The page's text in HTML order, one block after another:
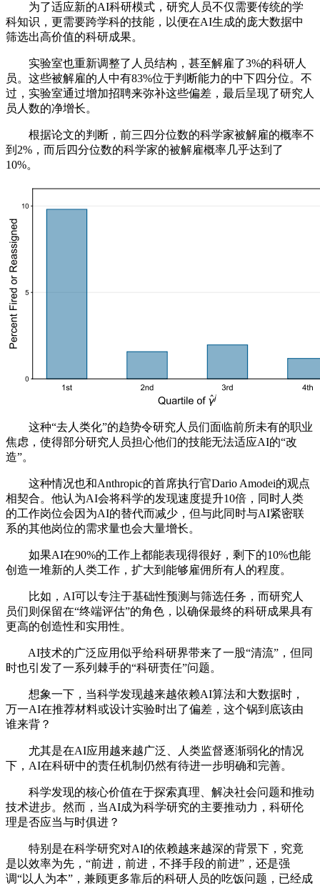
为了适应新的AI科研模式，研究人员不仅需要传统的学
科知识，更需要跨学科的技能，以便在AI生成的庞大数据中
筛选出高价值的科研成果。
实验室也重新调整了人员结构，甚至解雇了3%的科研人
员。这些被解雇的人中有83%位于判断能力的中下四分位。不
过，实验室通过增加招聘来弥补这些偏差，最后呈现了研究人
员人数的净增长。
根据论文的判断，前三四分位数的科学家被解雇的概率不
到2%，而后四分位数的科学家的被解雇概率几乎达到了
10%。
这种“去人类化”的趋势令研究人员们面临前所未有的职业
焦虑，使得部分研究人员担心他们的技能无法适应AI的“改
造”。
这种情况也和Anthropic的首席执行官Dario Amodei的观点
相契合。他认为AI会将科学的发现速度提升10倍，同时人类
的工作岗位会因为AI的替代而减少，但与此同时与AI紧密联
系的其他岗位的需求量也会大量增长。
如果AI在90%的工作上都能表现得很好，剩下的10%也能
创造一堆新的人类工作，扩大到能够雇佣所有人的程度。
比如，AI可以专注于基础性预测与筛选任务，而研究人
员们则保留在“终端评估”的角色，以确保最终的科研成果具有
更高的创造性和实用性。
AI技术的广泛应用似乎给科研界带来了一股“清流”，但同
时也引发了一系列棘手的“科研责任”问题。
想象一下，当科学发现越来越依赖AI算法和大数据时，
万一AI在推荐材料或设计实验时出了偏差，这个锅到底该由
谁来背？
尤其是在AI应用越来越广泛、人类监督逐渐弱化的情况
下，AI在科研中的责任机制仍然有待进一步明确和完善。
科学发现的核心价值在于探索真理、解决社会问题和推动
技术进步。然而，当AI成为科学研究的主要推动力，科研伦
理是否应当与时俱进？
特别是在科学研究对AI的依赖越来越深的背景下，究竟
是以效率为先，“前进，前进，不择手段的前进”，还是强
调“以人为本”，兼顾更多靠后的科研人员的吃饭问题，已经成